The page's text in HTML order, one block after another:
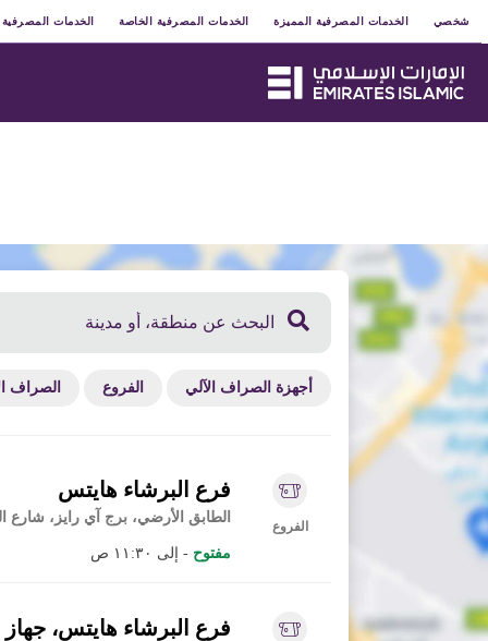
شخصي الخدمات المصرفية المميزة الخدمات المصرفية الخاصة الخدمات المصرفية شخصي الخدمات المصرفية المميزة الخدمات المصرفية الخاصة الخدمات المصرفية
مواقع الفروع وأجهزة
أجهزة الصراف الآلي الفروع الصراف
الفروع
فرع البرشاء هايتس
الطابق الأرضي، برج آي رايز، شارع
مفتوح - إلى ١١:٣٠ ص
فرع البرشاء هايتس، جهاز